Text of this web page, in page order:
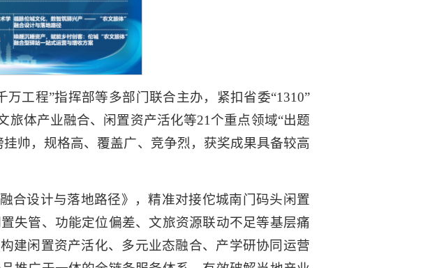
工程”指挥部等多部门联合主办，紧扣省委“1310”
旅体产业融合、闲置资产活化等21个重点领域“出题
帅，规格高、覆盖广、竞争烈，获奖成果具备较高
设计与落地路径》，精准对接佗城南门码头闲置
失管、功能定位偏差、文旅资源联动不足等基层痛
建闲置资产活化、多元业态融合、产学研协同运营